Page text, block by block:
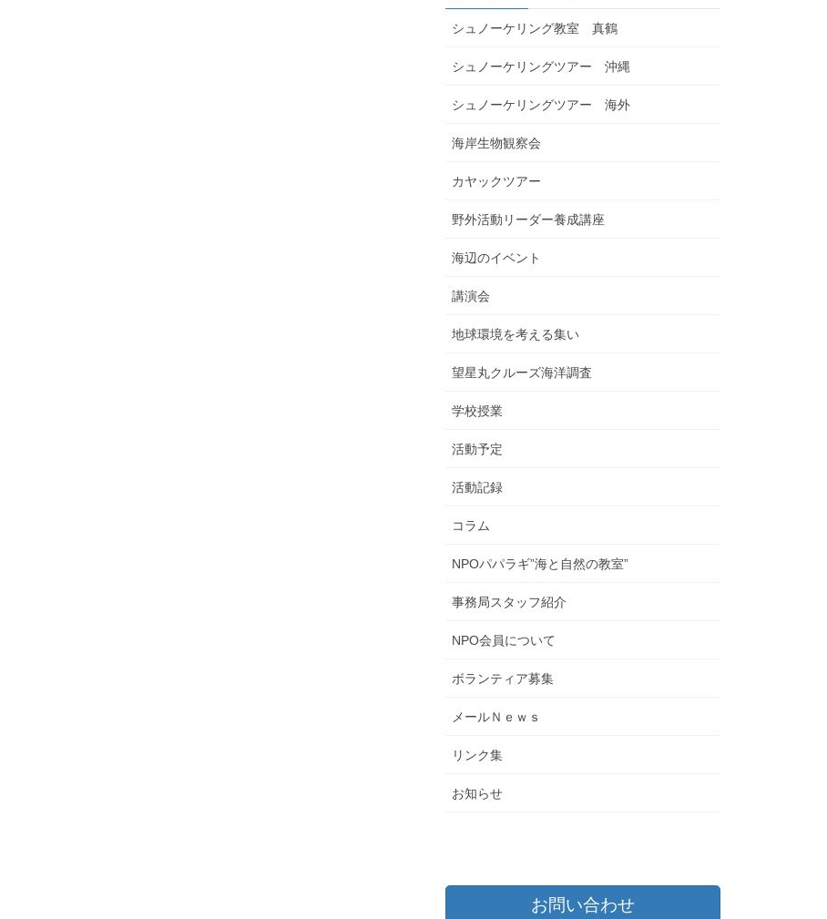
シュノーケリング教室 真鶴
シュノーケリングツアー 沖縄
シュノーケリングツアー 海外
海岸生物観察会
カヤックツアー
野外活動リーダー養成講座
海辺のイベント
講演会
地球環境を考える集い
望星丸クルーズ海洋調査
学校授業
活動予定
活動記録
コラム
NPOパパラギ”海と自然の教室”
事務局スタッフ紹介
NPO会員について
ボランティア募集
メールＮｅｗｓ
リンク集
お知らせ
お問い合わせ